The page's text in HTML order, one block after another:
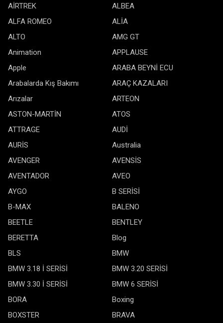
AİRTREK
ALBEA
ALFA ROMEO
ALİA
ALTO
AMG GT
Animation
APPLAUSE
Apple
ARABA BEYNİ ECU
Arabalarda Kış Bakımı
ARAÇ KAZALARI
Arızalar
ARTEON
ASTON-MARTİN
ATOS
ATTRAGE
AUDİ
AURİS
Australia
AVENGER
AVENSİS
AVENTADOR
AVEO
AYGO
B SERİSİ
B-MAX
BALENO
BEETLE
BENTLEY
BERETTA
Blog
BLS
BMW
BMW 3.18 İ SERİSİ
BMW 3.20 SERİSİ
BMW 3.30 İ SERİSİ
BMW 6 SERİSİ
BORA
Boxing
BOXSTER
BRAVA